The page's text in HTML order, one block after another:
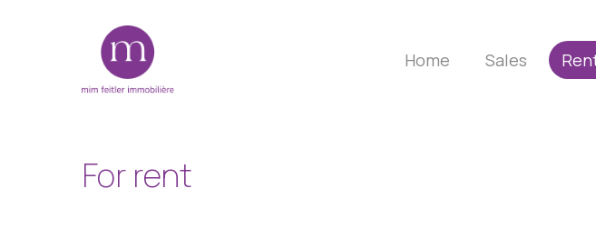
Home Sales
For rent